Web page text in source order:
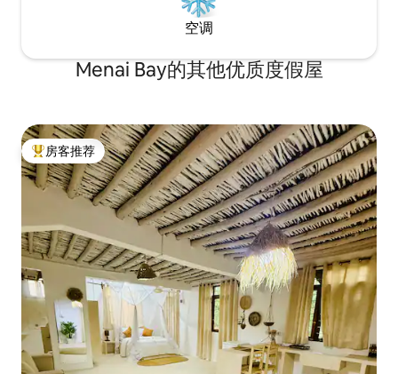
空调
Menai Bay的其他优质度假屋
热门「房客推荐」
房客推荐